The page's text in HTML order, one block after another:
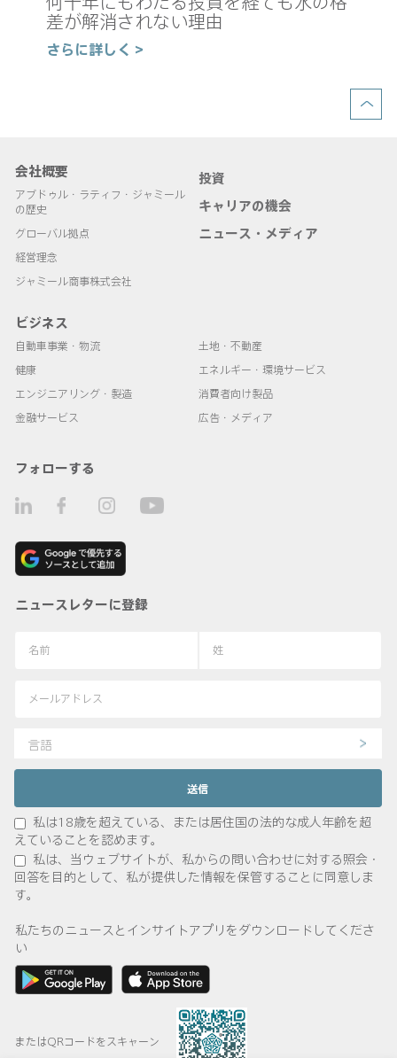
差が解消されない理由
さらに詳しく >
会社概要
アブドゥル・ラティフ・ジャミール
の歴史
グローバル拠点
経営理念
ジャミール商事株式会社
投資
キャリアの機会
ニュース・メディア
ビジネス
自動車事業・物流
健康
エンジニアリング・製造
金融サービス
土地・不動産
エネルギー・環境サービス
消費者向け製品
広告・メディア
フォローする
ニュースレターに登録
言語
私は18歳を超えている、または居住国の法的な成人年齢を超
えていることを認めます。
私は、当ウェブサイトが、私からの問い合わせに対する照会・
回答を目的として、私が提供した情報を保管することに同意しま
す。
私たちのニュースとインサイトアプリをダウンロードしてくださ
い
またはQRコードをスキャーン